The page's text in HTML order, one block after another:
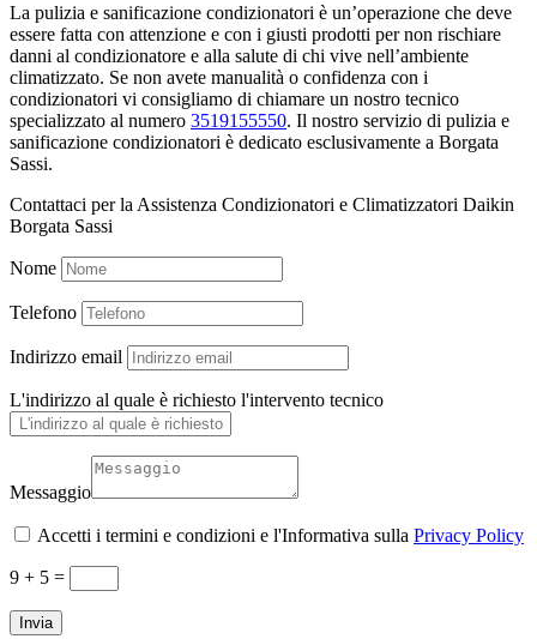
La pulizia e sanificazione condizionatori è un’operazione che deve
essere fatta con attenzione e con i giusti prodotti per non rischiare
danni al condizionatore e alla salute di chi vive nell’ambiente
climatizzato. Se non avete manualità o confidenza con i
condizionatori vi consigliamo di chiamare un nostro tecnico
specializzato al numero 3519155550. Il nostro servizio di pulizia e
sanificazione condizionatori è dedicato esclusivamente a Borgata
Sassi.
Contattaci per la Assistenza Condizionatori e Climatizzatori Daikin
Borgata Sassi
Nome
Telefono
Indirizzo email
L'indirizzo al quale è richiesto l'intervento tecnico
Messaggio
Accetti i termini e condizioni e l'Informativa sulla Privacy Policy
9 + 5 =
Invia